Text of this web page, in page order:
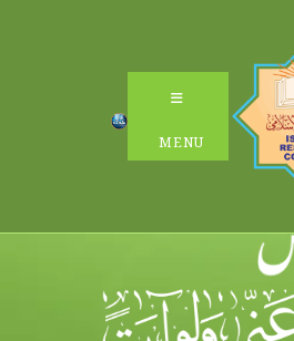
MENU